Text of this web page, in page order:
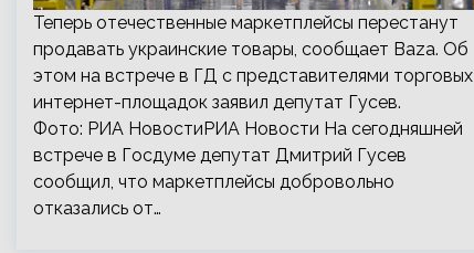
Теперь отечественные маркетплейсы перестанут
продавать украинские товары, сообщает Baza. Об
этом на встрече в ГД с представителями торговых
интернет-площадок заявил депутат Гусев.
Фото: РИА НовостиРИА Новости На сегодняшней
встрече в Госдуме депутат Дмитрий Гусев
сообщил, что маркетплейсы добровольно
отказались от…